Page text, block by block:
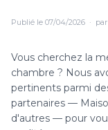
Publié le 07/04/2026 · par
Vous cherchez la
chambre ? Nous
pertinents parmi
partenaires —
d'autres — pour